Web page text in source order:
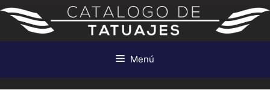
Saltar
contenido
Menú